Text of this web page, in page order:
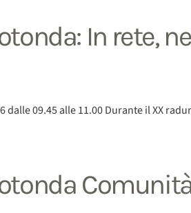
In rete,
dalle 09.45 alle 11.00 Durante il XX